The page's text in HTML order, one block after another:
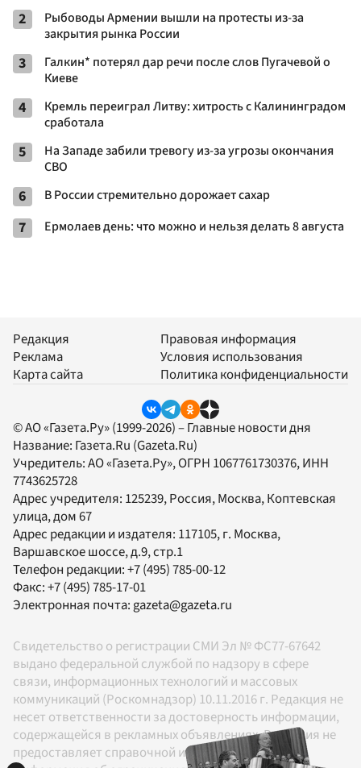
2
Рыбоводы Армении вышли на протесты из-за
закрытия рынка России
3
Галкин* потерял дар речи после слов Пугачевой о
Киеве
4
Кремль переиграл Литву: хитрость с Калининградом
сработала
5
На Западе забили тревогу из-за угрозы окончания
СВО
6 В России стремительно дорожает сахар
7 Ермолаев день: что можно и нельзя делать 8 августа
Редакция
Реклама
Карта сайта
Правовая информация
Условия использования
Политика конфиденциальности
© АО «Газета.Ру» (1999-2026) – Главные новости дня
Название: Газета.Ru (Gazeta.Ru)
Учредитель:АО «Газета.Ру», ОГРН 1067761730376, ИНН
7743625728
Адрес учредителя: 125239, Россия, Москва, Коптевская
улица, дом 67
Адрес редакции и издателя: 117105, г. Москва,
Варшавское шоссе, д.9, стр.1
Телефон редакции:+7 (495) 785-00-12
Факс:+7 (495) 785-17-01
Электронная почта:gazeta@gazeta.ru
Свидетельство о регистрации СМИ Эл № ФС77-67642
выдано федеральной службой по надзору в сфере
связи, информационных технологий и массовых
коммуникаций (Роскомнадзор) 10.11.2016 г. Редакция не
несет ответственности за достоверность информации,
содержащейся в рекламных объявлениях. Редакция не
предоставляет справочной информации.